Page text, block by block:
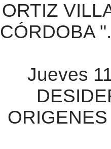
ORTIZ
CÓRDOBA
Jueves